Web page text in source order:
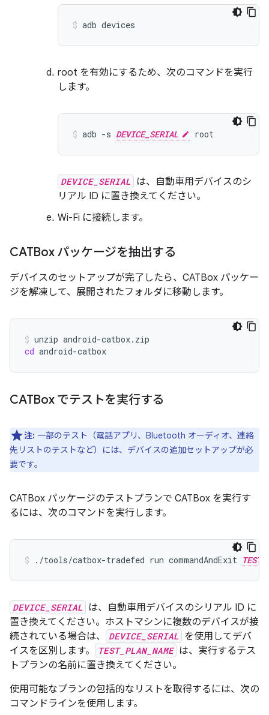
adb devices
root を有効にするため、次のコマンドを実行
します。
adb -s DEVICE_SERIAL root
DEVICE_SERIAL は、自動車用デバイスのシ
リアル ID に置き換えてください。
Wi-Fi に接続します。
CATBox パッケージを抽出する
デバイスのセットアップが完了したら、CATBox パッケー
ジを解凍して、展開されたフォルダに移動します。
unzip
cd android-catbox
CATBox でテストを実行する
注: 一部のテスト（電話アプリ、Bluetooth オーディオ、連絡
先リストのテストなど）には、デバイスの追加セットアップが必
要です。
CATBox パッケージのテストプランで CATBox を実行す
るには、次のコマンドを実行します。
./tools/catbox-tradefed run commandAndExit
DEVICE_SERIAL は、自動車用デバイスのシリアル ID に
置き換えてください。ホストマシンに複数のデバイスが接
続されている場合は、
DEVICE_SERIAL を使用してデバ
イスを区別します。
TEST_PLAN_NAME は、実行するテス
トプランの名前に置き換えてください。
使用可能なプランの包括的なリストを取得するには、次の
コマンドラインを使用します。